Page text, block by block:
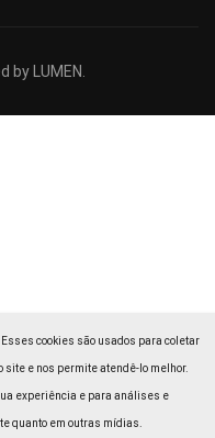
cookies são usados para coletar
site e nos permite atendê-lo melhor.
experiência e para análises e
quanto em outras mídias.
by LUMEN